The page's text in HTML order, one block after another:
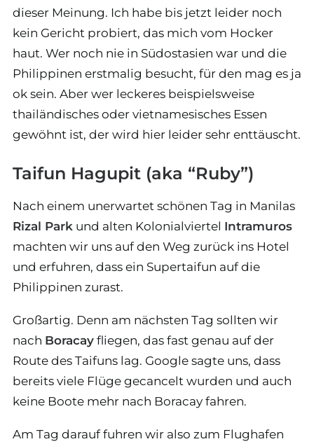
dieser Meinung. Ich habe bis jetzt leider noch
kein Gericht probiert, das mich vom Hocker
haut. Wer noch nie in Südostasien war und die
Philippinen erstmalig besucht, für den mag es ja
ok sein. Aber wer leckeres beispielsweise
thailändisches oder vietnamesisches Essen
gewöhnt ist, der wird hier leider sehr enttäuscht.
Taifun Hagupit (aka “Ruby”)
Nach einem unerwartet schönen Tag in Manilas
Rizal Park und alten Kolonialviertel Intramuros
machten wir uns auf den Weg zurück ins Hotel
und erfuhren, dass ein Supertaifun auf die
Philippinen zurast.
Großartig. Denn am nächsten Tag sollten wir
nach Boracay fliegen, das fast genau auf der
Route des Taifuns lag. Google sagte uns, dass
bereits viele Flüge gecancelt wurden und auch
keine Boote mehr nach Boracay fahren.
Am Tag darauf fuhren wir also zum Flughafen